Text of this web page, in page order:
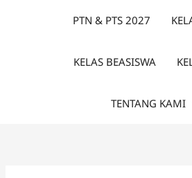
PTN & PTS 2027
KELAS BEASISWA
TENTANG KAMI